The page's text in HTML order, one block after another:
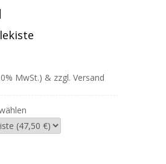
MwSt.) & zzgl. Versand